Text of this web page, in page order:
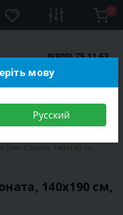
0
0(800) 75 11 63
Drev Соната, 140х190 см,
140х190 см,
мову
Русский